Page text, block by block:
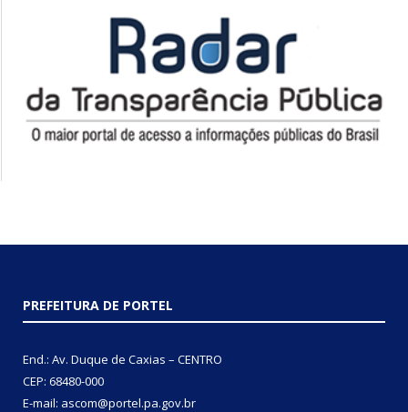
PREFEITURA DE PORTEL
End.: Av. Duque de Caxias – CENTRO
CEP: 68480-000
E-mail: ascom@portel.pa.gov.br